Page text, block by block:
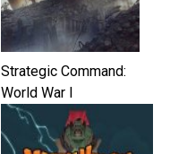
Strategic Command:
World War I